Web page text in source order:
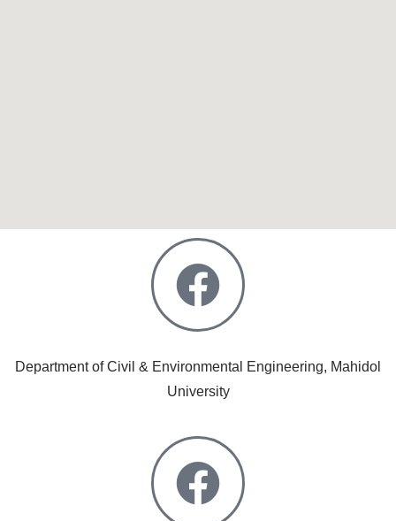
Department of Civil & Environmental Engineering, Mahidol
University